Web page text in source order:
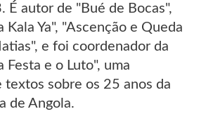
É autor de "Bué de Bocas",
Kala Ya", "Ascenção e Queda
e foi coordenador da
Festa e o Luto", uma
textos sobre os 25 anos da
de Angola.